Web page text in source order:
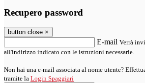
Recupero password
button close ×
E-mail Verrà
all'indirizzo indicato con le istruzioni necessarie.
Non hai una e-mail associata al nome utente?
tramite la Login Spaggiari